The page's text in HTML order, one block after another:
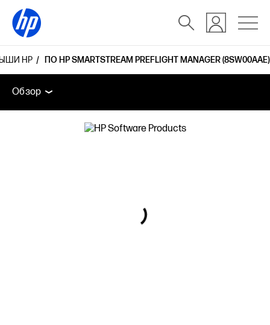
HP ПО HP SMARTSTREAM PREFLIGHT MANAGER (8SW00AAE)
Обзор Дополнительные устройства
Поддержка
Обзор